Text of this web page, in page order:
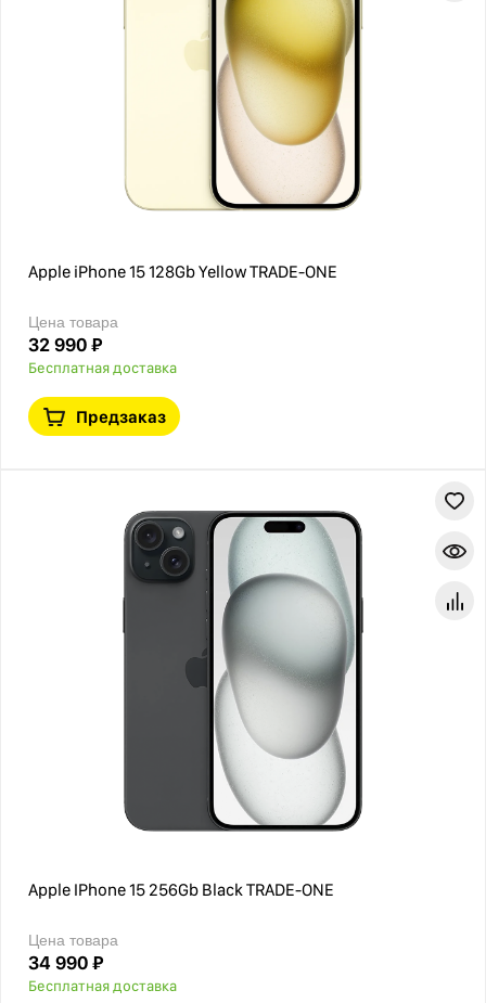
Apple iPhone 15 128Gb Yellow TRADE-ONE
Цена товара
32 990 ₽
Бесплатная доставка
Предзаказ
Apple IPhone 15 256Gb Black TRADE-ONE
Цена товара
34 990 ₽
Бесплатная доставка